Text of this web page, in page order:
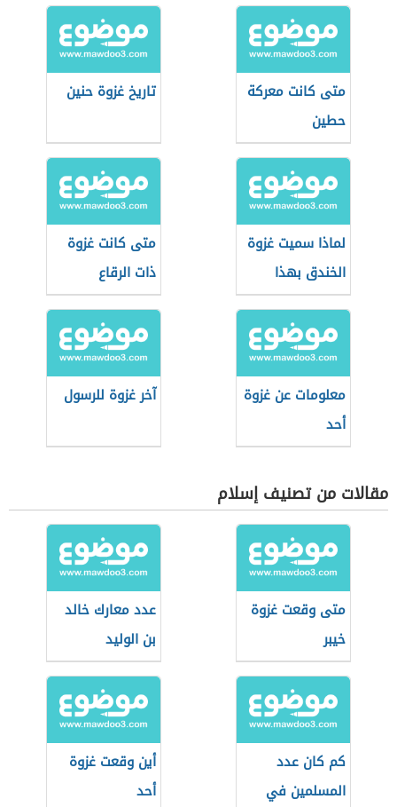
متى كانت معركة
حطين
تاريخ غزوة حنين
لماذا سميت غزوة
الخندق بهذا
الاسم
متى كانت غزوة
ذات الرقاع
معلومات عن غزوة
أحد
آخر غزوة للرسول
مقالات من تصنيف إسلام
متى وقعت غزوة
خيبر
عدد معارك خالد
بن الوليد
كم كان عدد
المسلمين في
أين وقعت غزوة
أحد